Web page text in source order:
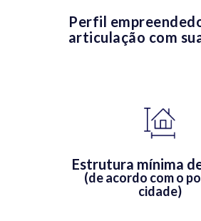
Perfil
articulação com
Estrutura mínima
(de acordo com o
cidade)